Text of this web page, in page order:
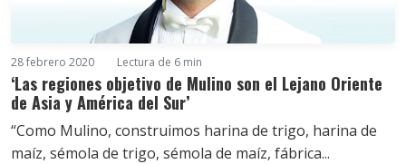
28 febrero 2020 Lectura de 6 min
‘Las regiones objetivo de Mulino son el Lejano Oriente
de Asia y América del Sur’
“Como Mulino, construimos harina de trigo, harina de
maíz, sémola de trigo, sémola de maíz, fábrica...